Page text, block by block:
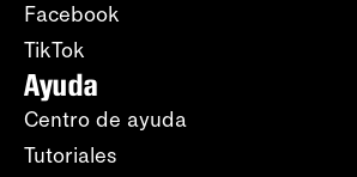
Facebook
TikTok
Ayuda
Centro de ayuda
Tutoriales